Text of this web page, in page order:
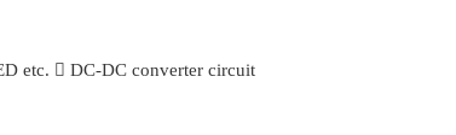
etc.  DC-DC converter circuit